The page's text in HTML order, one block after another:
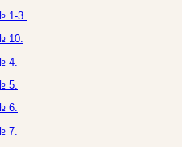
1-3.
10.
4.
5.
6.
7.